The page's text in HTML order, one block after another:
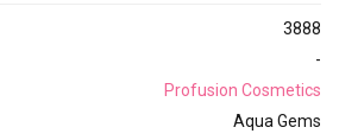
3888
-
Profusion Cosmetics
Aqua Gems